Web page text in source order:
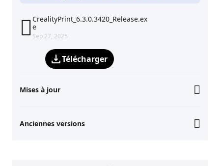
 CrealityPrint_6.3.0.3420_Release.ex
e
Sep 27, 2025
Télécharger
Mises à jour
Anciennes versions